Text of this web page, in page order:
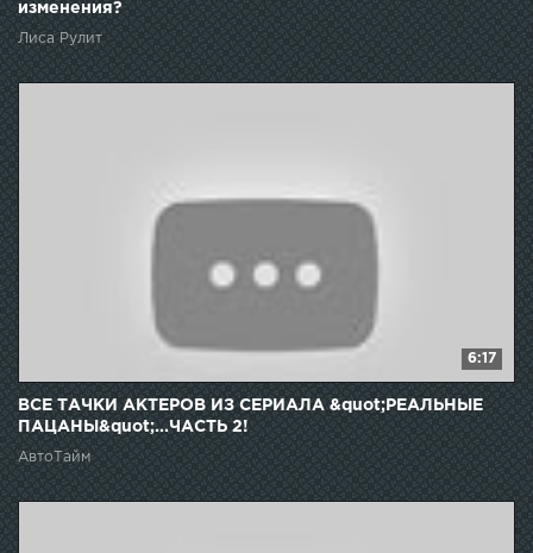
изменения?
Лиса Рулит
6:17
ВСЕ ТАЧКИ АКТЕРОВ ИЗ СЕРИАЛА &quot;РЕАЛЬНЫЕ
ПАЦАНЫ&quot;...ЧАСТЬ 2!
АвтоТайм